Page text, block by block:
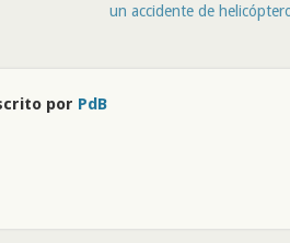
un accidente de
por PdB